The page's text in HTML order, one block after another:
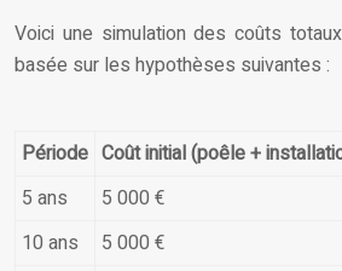
Voici une simulation des coûts
basée sur les hypothèses suivantes :
Période Coût initial (poêle +
5 ans
5 000 €
10 ans
5 000 €